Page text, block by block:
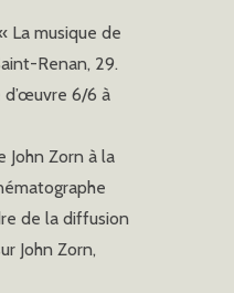
La musique de
Renan, 29.
d’œuvre 6/6 à
John Zorn à la
de la diffusion
John Zorn,